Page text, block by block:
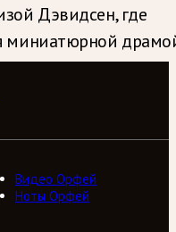
Дэвидсен, где
миниатюрной
Видео Орфей
Ноты Орфей